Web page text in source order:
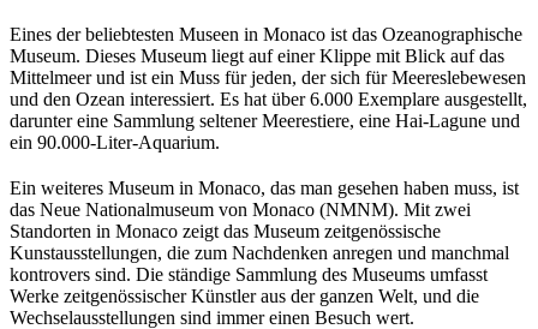
Eines der beliebtesten Museen in Monaco ist das Ozeanographische
Museum. Dieses Museum liegt auf einer Klippe mit Blick auf das
Mittelmeer und ist ein Muss für jeden, der sich für Meereslebewesen
und den Ozean interessiert. Es hat über 6.000 Exemplare ausgestellt,
darunter eine Sammlung seltener Meerestiere, eine Hai-Lagune und
ein 90.000-Liter-Aquarium.
Ein weiteres Museum in Monaco, das man gesehen haben muss, ist
das Neue Nationalmuseum von Monaco (NMNM). Mit zwei
Standorten in Monaco zeigt das Museum zeitgenössische
Kunstausstellungen, die zum Nachdenken anregen und manchmal
kontrovers sind. Die ständige Sammlung des Museums umfasst
Werke zeitgenössischer Künstler aus der ganzen Welt, und die
Wechselausstellungen sind immer einen Besuch wert.